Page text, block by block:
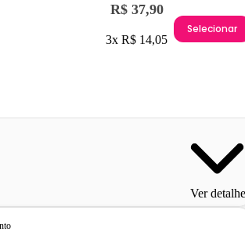
R$ 37,90
3x R$ 14,05
Selecionar
Ver